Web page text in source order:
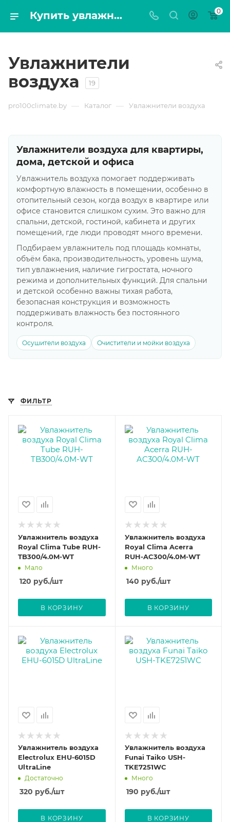
Купить увлажнитель воздуха в Минске — цены на увлажнители для дома | Pro100climate 0
Увлажнители
воздуха
19
pro100climate.by — Каталог — Увлажнители воздуха
Увлажнители воздуха для квартиры,
дома, детской и офиса
Увлажнитель воздуха помогает поддерживать
комфортную влажность в помещении, особенно в
отопительный сезон, когда воздух в квартире или
офисе становится слишком сухим. Это важно для
спальни, детской, гостиной, кабинета и других
помещений, где люди проводят много времени.
Подбираем увлажнитель под площадь комнаты,
объём бака, производительность, уровень шума,
тип увлажнения, наличие гигростата, ночного
режима и дополнительных функций. Для спальни
и детской особенно важны тихая работа,
безопасная конструкция и возможность
поддерживать влажность без постоянного
контроля.
Осушители воздуха Очистители и мойки воздуха
ФИЛЬТР
Увлажнитель воздуха
Royal Clima Tube RUH-
TB300/4.0M-WT
Мало
120 руб./шт
В КОРЗИНУ
Увлажнитель воздуха
Royal Clima Acerra
RUH-AC300/4.0M-WT
Много
140 руб./шт
В КОРЗИНУ
Увлажнитель воздуха
Electrolux EHU-6015D
UltraLine
Достаточно
320 руб./шт
В КОРЗИНУ
Увлажнитель воздуха
Funai Taiko USH-
TKE7251WC
Много
190 руб./шт
В КОРЗИНУ